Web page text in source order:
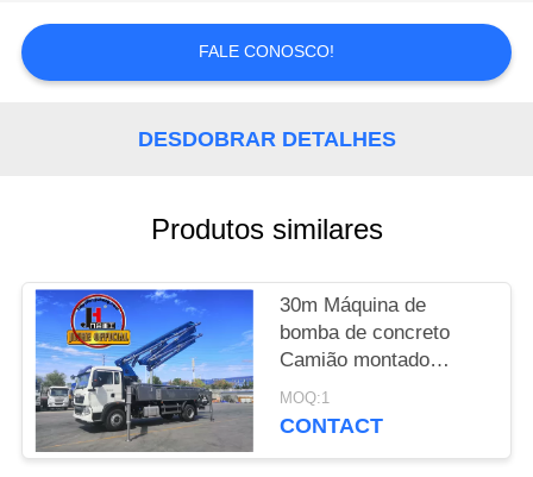
PEÇA
CITAÇÕES
SITE
POLÍTICA
DE
PRIVACIDADE
FALE CONOSCO!
DESDOBRAR DETALHES
Produtos similares
30m Máquina de
bomba de concreto
Camião montado
Camiões de bomba de
concreto 30m 38m 48m
MOQ:1
CONTACT